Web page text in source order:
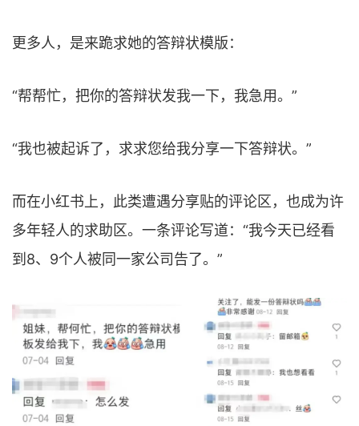
更多人，是来跪求她的答辩状模版：
“帮帮忙，把你的答辩状发我一下，我急用。”
“我也被起诉了，求求您给我分享一下答辩状。”
而在小红书上，此类遭遇分享贴的评论区，也成为许
多年轻人的求助区。一条评论写道：“我今天已经看
到8、9个人被同一家公司告了。”